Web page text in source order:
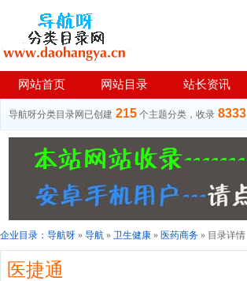
网站首页 网站目录 站长资讯
导航呀分类目录网已创建 215 个主题分类，收录 8333
企业目录： 导航呀 » 导航 » 卫生健康 » 医药商务 » 目录详情
医捷通